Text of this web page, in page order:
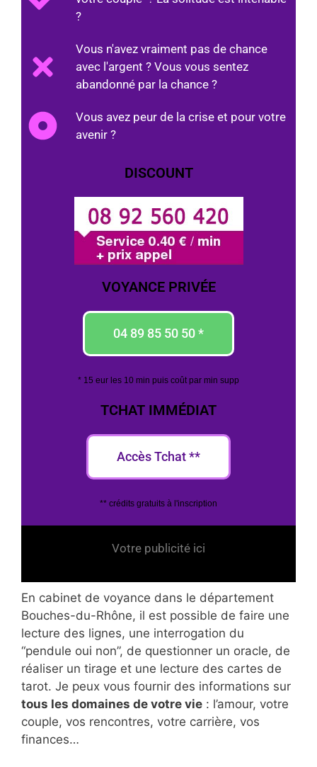
?
Vous n'avez vraiment pas de chance
avec l'argent ? Vous vous sentez
abandonné par la chance ?
Vous avez peur de la crise et pour votre
avenir ?
DISCOUNT
VOYANCE PRIVÉE
04 89 85 50 50 *
* 15 eur les 10 min puis coût par min supp
TCHAT IMMÉDIAT
Accès Tchat **
** crédits gratuits à l'inscription
Votre publicité ici
En cabinet de voyance dans le département
Bouches-du-Rhône, il est possible de faire une
lecture des lignes, une interrogation du
“pendule oui non”, de questionner un oracle, de
réaliser un tirage et une lecture des cartes de
tarot. Je peux vous fournir des informations sur
tous les domaines de votre vie : l’amour, votre
couple, vos rencontres, votre carrière, vos
finances…